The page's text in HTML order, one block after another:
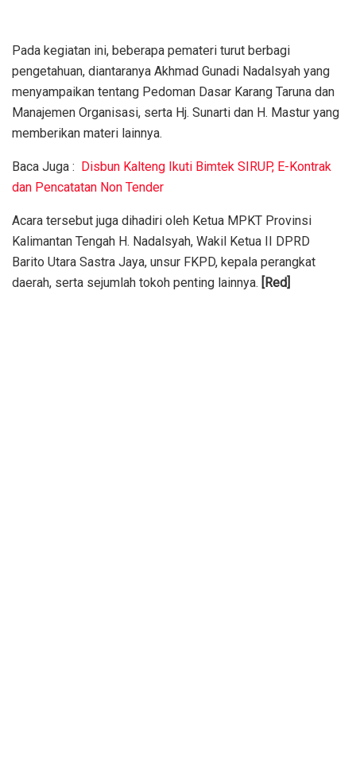
Pada kegiatan ini, beberapa pemateri turut berbagi
pengetahuan, diantaranya Akhmad Gunadi Nadalsyah yang
menyampaikan tentang Pedoman Dasar Karang Taruna dan
Manajemen Organisasi, serta Hj. Sunarti dan H. Mastur yang
memberikan materi lainnya.
Baca Juga : Disbun Kalteng Ikuti Bimtek SIRUP, E-Kontrak
dan Pencatatan Non Tender
Acara tersebut juga dihadiri oleh Ketua MPKT Provinsi
Kalimantan Tengah H. Nadalsyah, Wakil Ketua II DPRD
Barito Utara Sastra Jaya, unsur FKPD, kepala perangkat
daerah, serta sejumlah tokoh penting lainnya. [Red]